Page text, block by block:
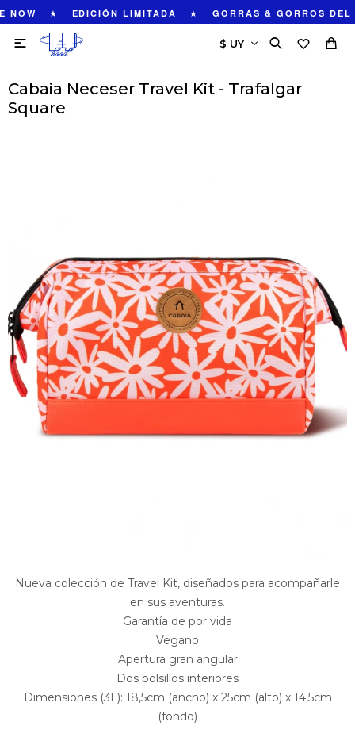
★ EDICIÓN LIMITADA ★ GORRAS & GORROS DEL

Cabaia Neceser Travel Kit - Trafalgar
Square
Nueva colección de Travel Kit, diseñados para acompañarle
en sus aventuras.
Garantía de por vida
Vegano
Apertura gran angular
Dos bolsillos interiores
Dimensiones (3L): 18,5cm (ancho) x 25cm (alto) x 14,5cm
(fondo)